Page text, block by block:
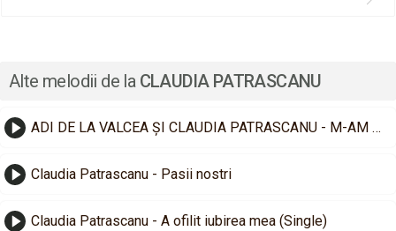
Alte melodii de la CLAUDIA PATRASCANU
ADI DE LA VALCEA ȘI CLAUDIA PATRASCANU - M-AM SATURAT SA-MI FIE ATATA DOR
Claudia Patrascanu - Pasii nostri
Claudia Patrascanu - A ofilit iubirea mea (Single)